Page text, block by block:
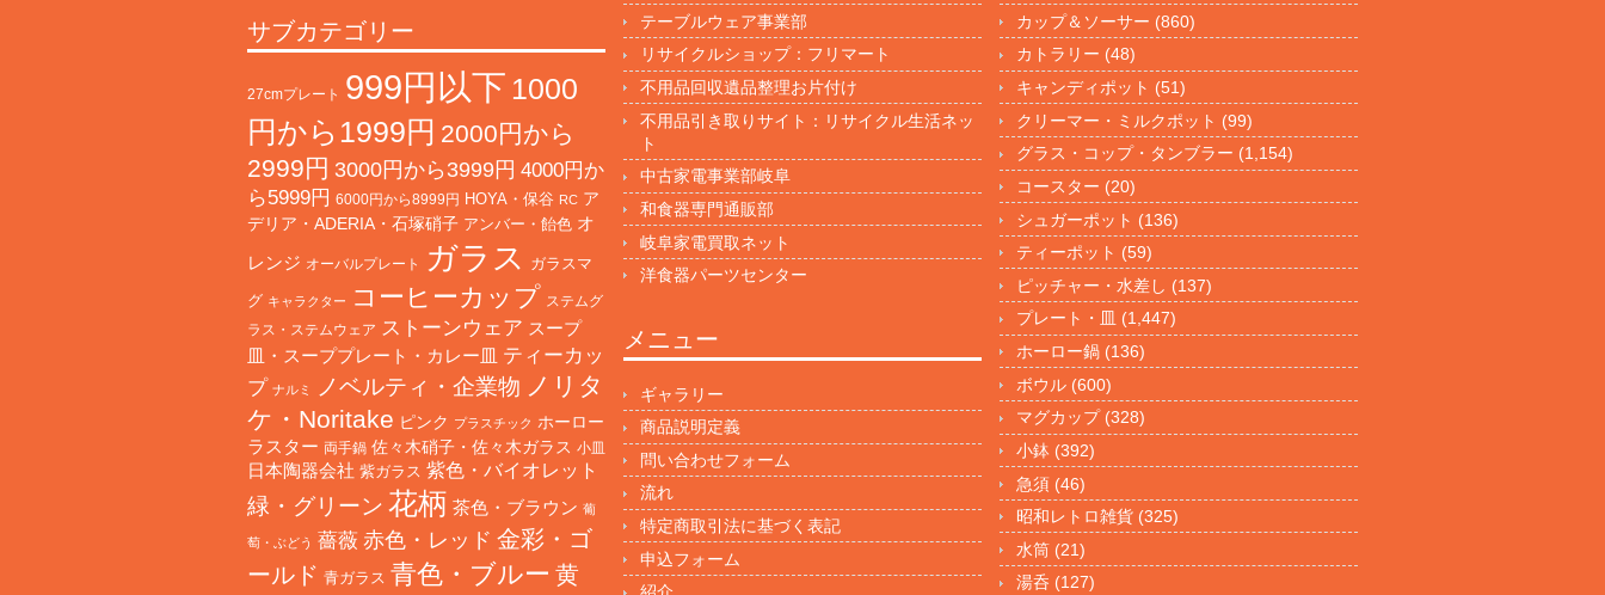
テーブルウェア事業部
リサイクルショップ：フリマート
不用品回収遺品整理お片付け
不用品引き取りサイト：リサイクル生活ネッ
ト
中古家電事業部岐阜
和食器専門通販部
岐阜家電買取ネット
洋食器パーツセンター
カップ＆ソーサー (860)
カトラリー (48)
キャンディポット (51)
クリーマー・ミルクポット (99)
グラス・コップ・タンブラー (1,154)
コースター (20)
シュガーポット (136)
ティーポット (59)
ピッチャー・水差し (137)
プレート・皿 (1,447)
ホーロー鍋 (136)
ボウル (600)
マグカップ(328)
小鉢 (392)
急須 (46)
昭和レトロ雑貨 (325)
水筒 (21)
湯呑 (127)
サブカテゴリー
27cmプレート 999円以下 1000
円から1999円 2000円から
2999円 3000円から3999円 4000円か
ら5999円 6000円から8999円 HOYA・保谷 RC ア
デリア・ADERIA・石塚硝子 アンバー・飴色 オ
レンジ オーバルプレート ガラス ガラスマ
グ キャラクター コーヒーカップ ステムグ
ラス・ステムウェア ストーンウェア スープ
皿・スーププレート・カレー皿 ティーカッ
プ ナルミ ノベルティ・企業物 ノリタ
ケ・Noritake ピンク プラスチック ホーロー
ラスター 両手鍋 佐々木硝子・佐々木ガラス 小皿
日本陶器会社 紫ガラス 紫色・バイオレット
緑・グリーン 花柄 茶色・ブラウン 葡
萄・ぶどう 薔薇 赤色・レッド 金彩・ゴ
ールド 青ガラス 青色・ブルー 黄
メニュー
ギャラリー
商品説明定義
問い合わせフォーム
流れ
特定商取引法に基づく表記
申込フォーム